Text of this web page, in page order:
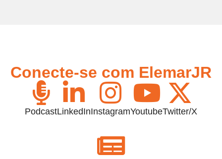
Conecte-se com ElemarJR
PodcastLinkedInInstagramYoutubeTwitter/X